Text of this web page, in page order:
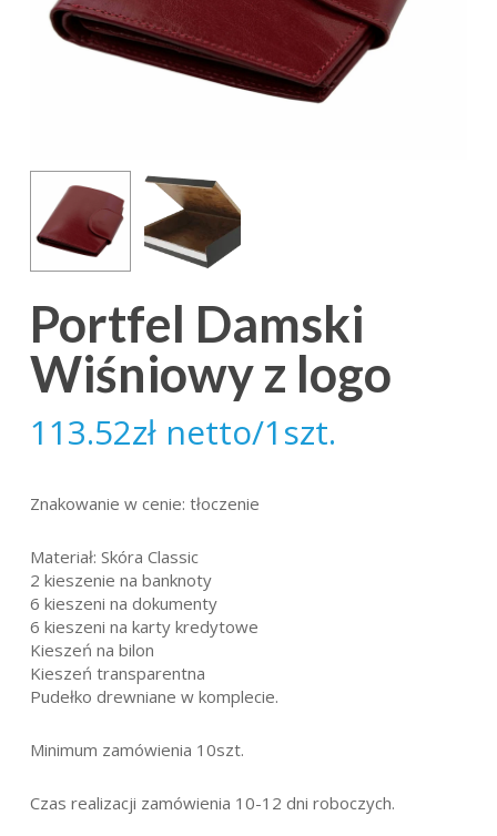
Portfel Damski
Wiśniowy z logo
113.52zł netto/1szt.
Znakowanie w cenie: tłoczenie
Materiał: Skóra Classic
2 kieszenie na banknoty
6 kieszeni na dokumenty
6 kieszeni na karty kredytowe
Kieszeń na bilon
Kieszeń transparentna
Pudełko drewniane w komplecie.
Minimum zamówienia 10szt.
Czas realizacji zamówienia 10-12 dni roboczych.